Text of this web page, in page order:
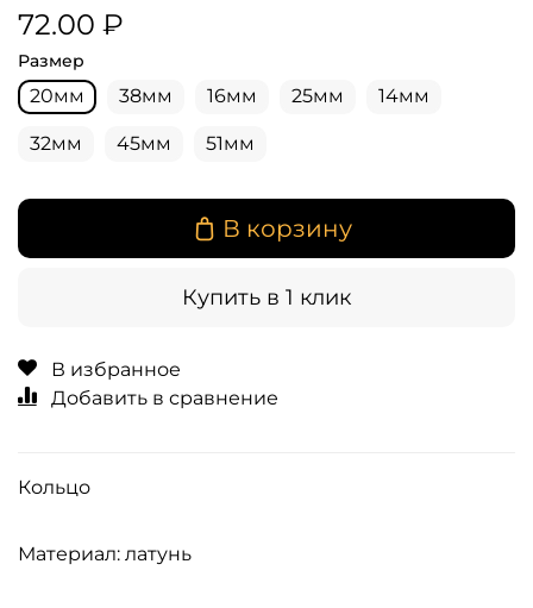
72.00 ₽
Размер
20мм 38мм 16мм 25мм 14мм
32мм 45мм 51мм
В корзину
Купить в 1 клик
В избранное
Добавить в сравнение
Кольцо
Материал: латунь